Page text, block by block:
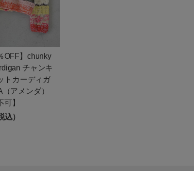
OFF】chunky
チャンキ
トカーディガ
アメンダ）
】
込）